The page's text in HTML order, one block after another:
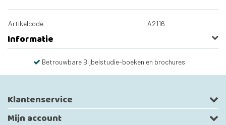
Artikelcode A2116
Informatie
Betrouwbare Bijbelstudie-boeken en brochures
Klantenservice
Mijn account